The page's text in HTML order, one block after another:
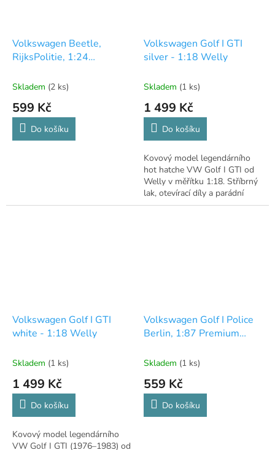
Volkswagen Beetle,
RijksPolitie, 1:24
Skladem (2 ks)
599 Kč
Do košíku
Volkswagen Golf I GTI
silver - 1:18 Welly
Skladem (1 ks)
1 499 Kč
Do košíku
Kovový model legendárního
hot hatche VW Golf I GTI od
Welly v měřítku 1:18. Stříbrný
lak, otevírací díly a parádní
detaily! 🏁
Volkswagen Golf I GTI
white - 1:18 Welly
Skladem (1 ks)
1 499 Kč
Do košíku
Kovový model legendárního
VW Golf I GTI (1976–1983) od
Volkswagen Golf I Police
Berlin, 1:87 Premium
Skladem (1 ks)
559 Kč
Do košíku